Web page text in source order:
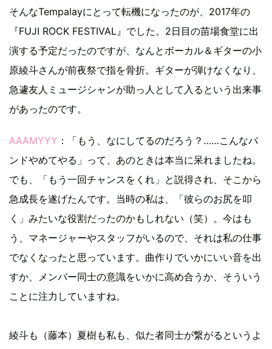
そんなTempalayにとって転機になったのが、2017年の
『FUJI ROCK FESTIVAL』でした。2日目の苗場食堂に出
演する予定だったのですが、なんとボーカル＆ギターの小
原綾斗さんが前夜祭で指を骨折。ギターが弾けなくなり、
急遽友人ミュージシャンが助っ人として入るという出来事
があったのです。
AAAMYYY ：「もう、なにしてるのだろう？……こんなバ
ンドやめてやる」って、あのときは本当に呆れましたね。
でも、「もう一回チャンスをくれ」と説得され、そこから
急成長を遂げたんです。当時の私は、「彼らのお尻を叩
く」みたいな役割だったのかもしれない（笑）。今はも
う、マネージャーやスタッフがいるので、それは私の仕事
でなくなったと思っています。曲作りでいかにいい音を出
すか、メンバー同士の意識をいかに高め合うか、そういう
ことに注力していますね。
綾斗も（藤本）夏樹も私も、似た者同士が繋がるというよ